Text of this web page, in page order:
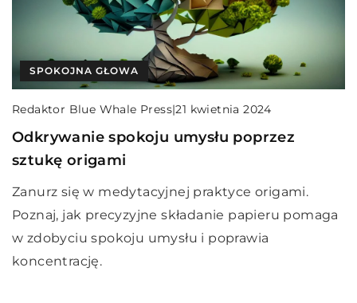
SPOKOJNA GŁOWA
Redaktor Blue Whale Press|21 kwietnia 2024
Odkrywanie spokoju umysłu poprzez
sztukę origami
Zanurz się w medytacyjnej praktyce origami.
Poznaj, jak precyzyjne składanie papieru pomaga
w zdobyciu spokoju umysłu i poprawia
koncentrację.